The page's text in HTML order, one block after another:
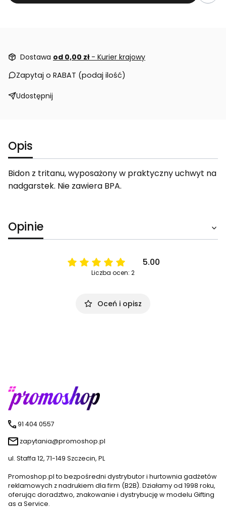
Dostawa od 0,00 zł - Kurier krajowy
Zapytaj o RABAT (podaj ilość)
Udostępnij
Opis
Bidon z tritanu, wyposażony w praktyczny uchwyt na
nadgarstek. Nie zawiera BPA.
Opinie
5.00
Liczba ocen: 2
Oceń i opisz
91 404 0557
zapytania@promoshop.pl
ul. Staffa 12, 71-149 Szczecin, PL
Promoshop.pl to bezpośredni dystrybutor i hurtownia gadżetów
reklamowych z nadrukiem dla firm (B2B). Działamy od 1998 roku,
oferując doradztwo, znakowanie i dystrybucję w modelu Gifting
as a Service.